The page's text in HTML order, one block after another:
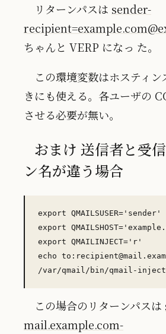
リターンパスは sender-
ちゃんと VERP になっ た。
この環境変数はホスティン
きにも使える。各ユーザの
させる必要が無い。
おまけ 送信者と受
ン名が違う場合
export QMAILSUSER='sender'
export
export QMAILINJECT='r'
echo
この場合のリターンパスは
mail.example.com-